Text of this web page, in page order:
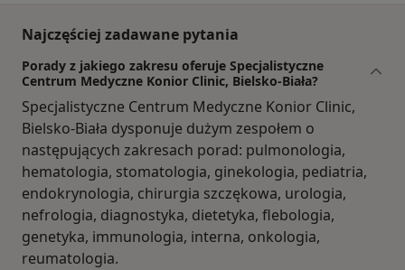
Najczęściej zadawane pytania
Porady z jakiego zakresu oferuje Specjalistyczne
Centrum Medyczne Konior Clinic, Bielsko-Biała?
Specjalistyczne Centrum Medyczne Konior Clinic,
Bielsko-Biała dysponuje dużym zespołem o
następujących zakresach porad: pulmonologia,
hematologia, stomatologia, ginekologia, pediatria,
endokrynologia, chirurgia szczękowa, urologia,
nefrologia, diagnostyka, dietetyka, flebologia,
genetyka, immunologia, interna, onkologia,
reumatologia.